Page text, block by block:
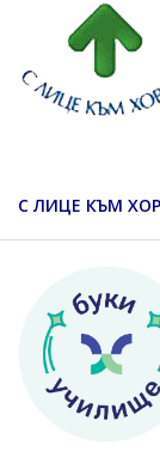
С ЛИЦЕ КЪМ